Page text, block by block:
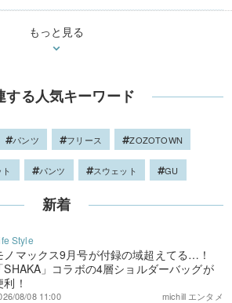
もっと見る
する人気キーワード
パンツ フリース ZOZOTOWN
パンツ スウェット GU
新着
ノマックス9月号が付録の域超えてる…！
「SHAKA」コラボの4層ショルダーバッグが
利！
michill エンタメ
08/08 11:00